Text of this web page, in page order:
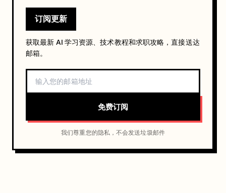
订阅更新
获取最新 AI 学习资源、技术教程和求职攻略，直接送达
邮箱。
免费订阅
我们尊重您的隐私，不会发送垃圾邮件